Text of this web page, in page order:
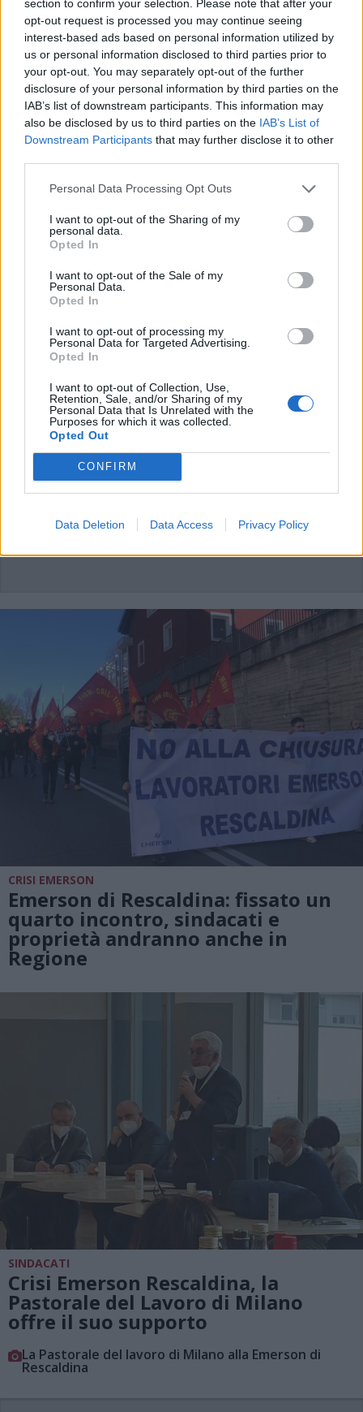
section to confirm your selection. Please note that after your
opt-out request is processed you may continue seeing
interest-based ads based on personal information utilized by
us or personal information disclosed to third parties prior to
your opt-out. You may separately opt-out of the further
disclosure of your personal information by third parties on the
IAB’s list of downstream participants. This information may
also be disclosed by us to third parties on the IAB’s List of
Downstream Participants that may further disclose it to other
Personal Data Processing Opt Outs
I want to opt-out of the Sharing of my
personal data.
Opted In
I want to opt-out of the Sale of my
Personal Data.
Opted In
I want to opt-out of processing my
Personal Data for Targeted Advertising.
Opted In
I want to opt-out of Collection, Use,
Retention, Sale, and/or Sharing of my
Personal Data that Is Unrelated with the
Purposes for which it was collected.
Opted Out
CONFIRM
Data Deletion Data Access Privacy Policy
SINDACATI
Sitem di Canegrate, lavoratori in
sciopero ai cancelli di via Tasso
Crisi Emerson di Rescaldina:
confronto serrato fra sindacati e
proprietà, fissati altri due incontri
CRISI EMERSON
Emerson di Rescaldina: fissato un
quarto incontro, sindacati e
proprietà andranno anche in
Regione
SINDACATI
Crisi Emerson Rescaldina, la
Pastorale del Lavoro di Milano
offre il suo supporto
La Pastorale del lavoro di Milano alla Emerson di
Rescaldina